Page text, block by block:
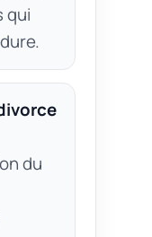
qui
du